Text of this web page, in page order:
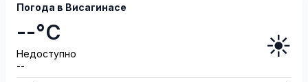
Погода в Висагинасе
--°C
Недоступно
--
☀️